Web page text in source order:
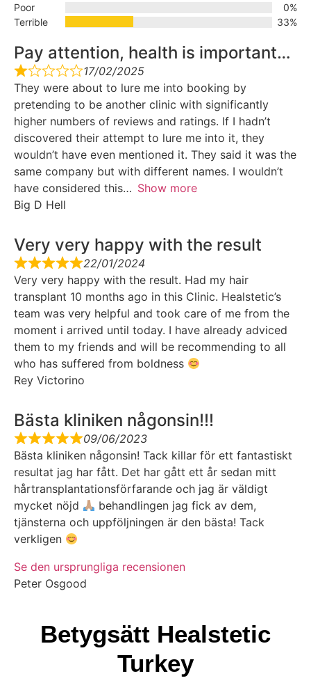
Poor
0%
Terrible
33%
Pay attention, health is important…
17/02/2025
They were about to lure me into booking by
pretending to be another clinic with significantly
higher numbers of reviews and ratings. If I hadn’t
discovered their attempt to lure me into it, they
wouldn’t have even mentioned it. They said it was the
same company but with different names. I wouldn’t
have considered this
Show more
Big D Hell
Very very happy with the result
22/01/2024
Very very happy with the result. Had my hair
transplant 10 months ago in this Clinic. Healstetic’s
team was very helpful and took care of me from the
moment i arrived until today. I have already adviced
them to my friends and will be recommending to all
who has suffered from boldness
Rey Victorino
Bästa kliniken någonsin!!!
09/06/2023
Bästa kliniken någonsin! Tack killar för ett fantastiskt
resultat jag har fått. Det har gått ett år sedan mitt
hårtransplantationsförfarande och jag är väldigt
mycket nöjd
behandlingen jag fick av dem,
tjänsterna och uppföljningen är den bästa! Tack
verkligen
Se den ursprungliga recensionen
Peter Osgood
Betygsätt Healstetic
Turkey